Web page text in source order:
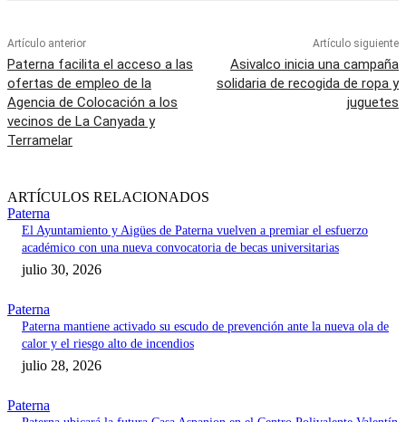
Artículo anterior
Paterna facilita el acceso a las
ofertas de empleo de la
Agencia de Colocación a los
vecinos de La Canyada y
Terramelar
Artículo siguiente
Asivalco inicia una campaña
solidaria de recogida de ropa y
juguetes
ARTÍCULOS RELACIONADOS
Paterna
El Ayuntamiento y Aigües de Paterna vuelven a premiar el esfuerzo
académico con una nueva convocatoria de becas universitarias
julio 30, 2026
Paterna
Paterna mantiene activado su escudo de prevención ante la nueva ola de
calor y el riesgo alto de incendios
julio 28, 2026
Paterna